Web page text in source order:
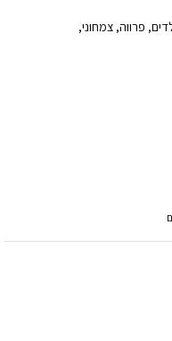
, פרווה, צמחוני,